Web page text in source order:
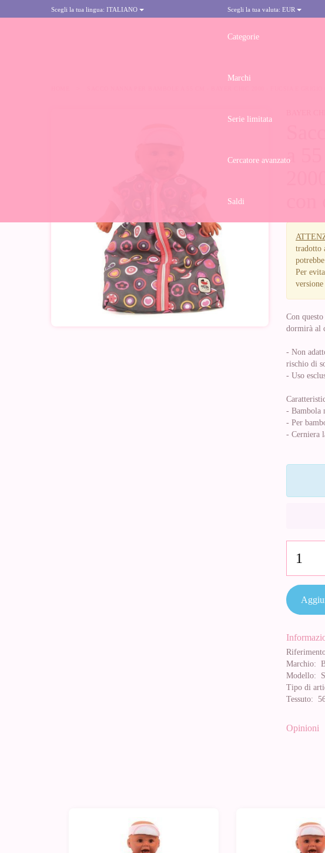
Scegli la tua lingua: ITALIANO Scegli la tua valuta: EUR
Categorie
Marchi
Serie limitata
Cercatore avanzato
Saldi
a
tradotto
Per
Con
dormirà al
- Non
rischio di
- Uso
- Bambola
- Per
- Cerniera
Marchio:
Modello:
Tipo di
Tessuto:
Opinioni